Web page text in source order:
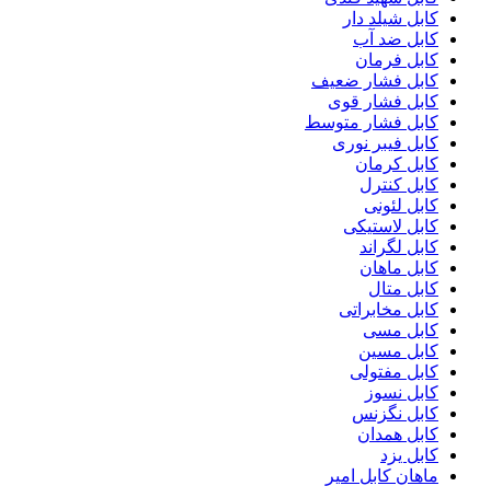
کابل شیلد دار
کابل ضد آب
کابل فرمان
کابل فشار ضعیف
کابل فشار قوی
کابل فشار متوسط
کابل فیبر نوری
کابل کرمان
کابل کنترل
کابل لئونی
کابل لاستیکی
کابل لگراند
کابل ماهان
کابل متال
کابل مخابراتی
کابل مسی
کابل مسین
کابل مفتولی
کابل نسوز
کابل نگزنس
کابل همدان
کابل یزد
ماهان کابل امیر